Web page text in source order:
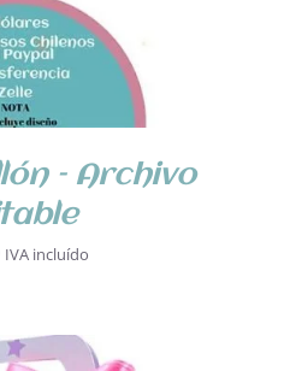
– Archivo
IVA incluído